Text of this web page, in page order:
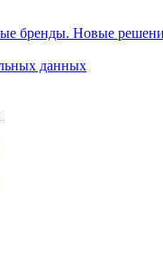
бренды. Новые
данных